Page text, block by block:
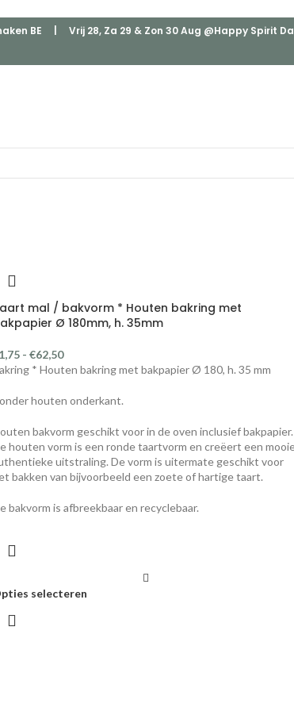
BE | Vrij 28, Za 29 & Zon 30 Aug @Happy Spirit
mal / bakvorm * Houten bakring met
Ø 180mm, h. 35mm
1,75 - €62,50
* Houten bakring met bakpapier Ø 180, h. 35 mm
houten onderkant.
bakvorm geschikt voor in de oven inclusief bakpapier.
houten vorm is een ronde taartvorm en creëert een
uitstraling. De vorm is uitermate geschikt voor
bakken van bijvoorbeeld een zoete of hartige taart.
bakvorm is afbreekbaar en recyclebaar.
selecteren